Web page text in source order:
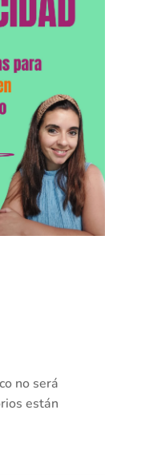
no será
están